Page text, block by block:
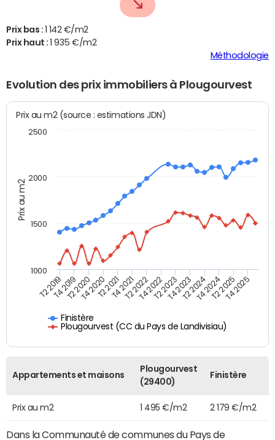
Prix bas :
1 142 €/m2
Prix haut :
1 935 €/m2
Méthodologie
Evolution des prix immobiliers à Plougourvest
Prix au m2
Prix au m2 (source : estimations JDN)
Finistère
Plougourvest (CC du Pays de Landivisiau)
T2 2019T4 2019T2 2020T4 2020T2 2021T4 2021T2 2022T4 2022T2 2023T4 2023T2 2024T4 2024T2 2025T4 2025
1000
1500
2000
2500
Appartements et maisons
Plougourvest
(29400)
Finistère
Prix au m2 1 495 €/m2 2 179 €/m2
Dans la Communauté de communes du Pays de